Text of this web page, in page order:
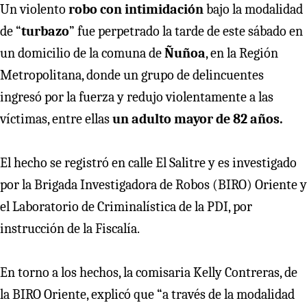
Un violento robo con intimidaciónbajo la modalidad
de “turbazo” fue perpetrado la tarde de este sábado en
un domicilio de la comuna deÑuñoa, en la Región
Metropolitana, donde un grupo de delincuentes
ingresó por la fuerza y redujo violentamente a las
víctimas, entre ellasun adulto mayor de 82 años.
El hecho se registró en calle El Salitre y es investigado
por la Brigada Investigadora de Robos (BIRO) Oriente y
el Laboratorio de Criminalística de la PDI, por
instrucción de la Fiscalía.
En torno a los hechos, la comisaria Kelly Contreras, de
la BIRO Oriente, explicó que “a través de la modalidad